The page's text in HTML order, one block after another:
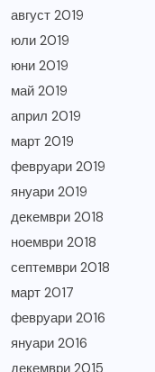
август 2019
юли 2019
юни 2019
май 2019
април 2019
март 2019
февруари 2019
януари 2019
декември 2018
ноември 2018
септември 2018
март 2017
февруари 2016
януари 2016
декември 2015